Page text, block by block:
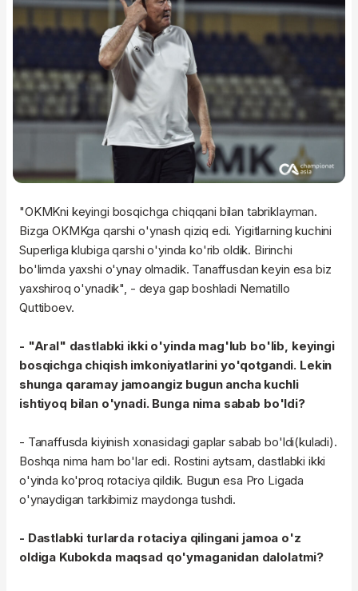
"OKMKni keyingi bosqichga chiqqani bilan tabriklayman.
Bizga OKMKga qarshi o'ynash qiziq edi. Yigitlarning kuchini
Superliga klubiga qarshi o'yinda ko'rib oldik. Birinchi
bo'limda yaxshi o'ynay olmadik. Tanaffusdan keyin esa biz
yaxshiroq o'ynadik", - deya gap boshladi Nematillo
Quttiboev.
- "Aral" dastlabki ikki o'yinda mag'lub bo'lib, keyingi
bosqichga chiqish imkoniyatlarini yo'qotgandi. Lekin
shunga qaramay jamoangiz bugun ancha kuchli
ishtiyoq bilan o'ynadi. Bunga nima sabab bo'ldi?
- Tanaffusda kiyinish xonasidagi gaplar sabab bo'ldi(kuladi).
Boshqa nima ham bo'lar edi. Rostini aytsam, dastlabki ikki
o'yinda ko'proq rotaciya qildik. Bugun esa Pro Ligada
o'ynaydigan tarkibimiz maydonga tushdi.
- Dastlabki turlarda rotaciya qilingani jamoa o'z
oldiga Kubokda maqsad qo'ymaganidan dalolatmi?